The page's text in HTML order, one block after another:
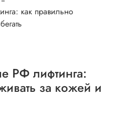
как правильно
РФ лифтинга:
за кожей и